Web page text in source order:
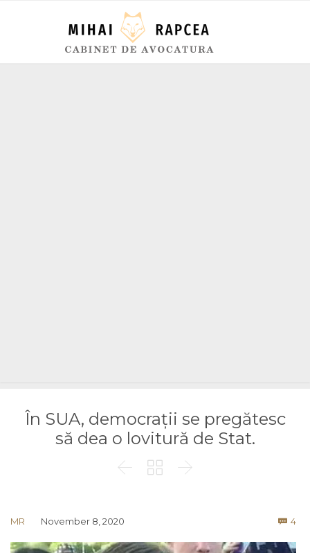
În SUA, democrații se pregătesc
să dea o lovitură de Stat.
  
MR November 8, 2020  4